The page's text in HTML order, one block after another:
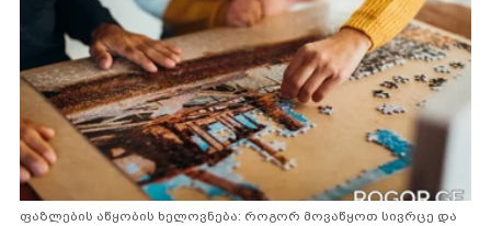
ფაზლების აწყობის ხელოვნება: როგორ მოვაწყოთ სივრცე და